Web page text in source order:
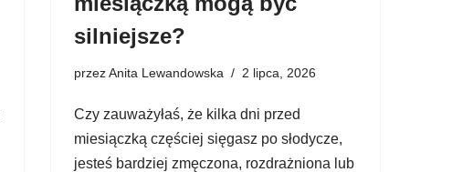
silniejsze?
przezAnita Lewandowska 2 lipca, 2026
Czy zauważyłaś, że kilka dni przed
miesiączką częściej sięgasz po słodycze,
jesteś bardziej zmęczona, rozdrażniona lub